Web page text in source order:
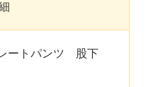
ートパンツ 股下